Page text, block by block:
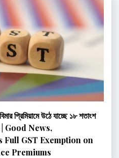
প্রিমিয়ামে উঠে যাচ্ছে ১৮ শতাংশ
Good News,
Full GST Exemption on
Premiums